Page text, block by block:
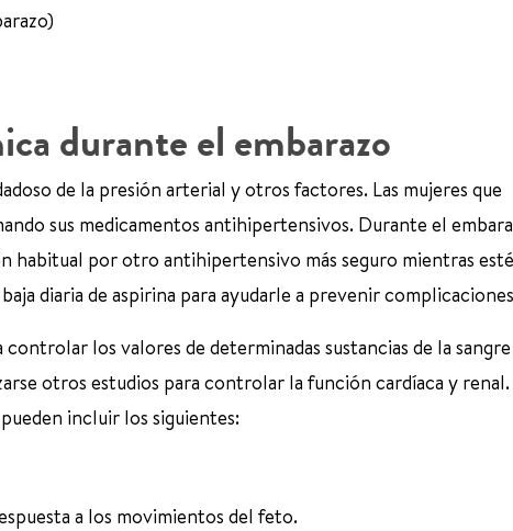
durante el embarazo
de la presión arterial y otros factores. Las mujeres que
sus medicamentos antihipertensivos. Durante el
habitual por otro antihipertensivo más seguro mientras esté
diaria de aspirina para ayudarle a prevenir
los valores de determinadas sustancias de la
otros estudios para controlar la función cardíaca y renal.
incluir los siguientes:
a los movimientos del feto.